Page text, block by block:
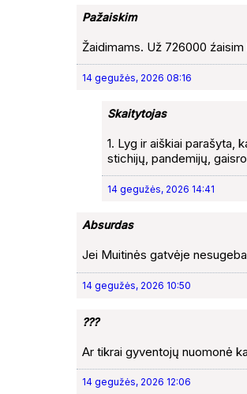
Pažaiskim
Žaidimams. Už 726000 źaisim
14 gegužės, 2026 08:16
Skaitytojas
1. Lyg ir aiškiai parašyta,
stichijų, pandemijų,
14 gegužės, 2026 14:41
Absurdas
Jei Muitinės gatvėje
14 gegužės, 2026 10:50
???
Ar tikrai gyventojų nuomonė
14 gegužės, 2026 12:06